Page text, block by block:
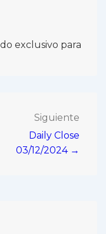
exclusivo para
Siguiente
Daily Close
03/12/2024 →